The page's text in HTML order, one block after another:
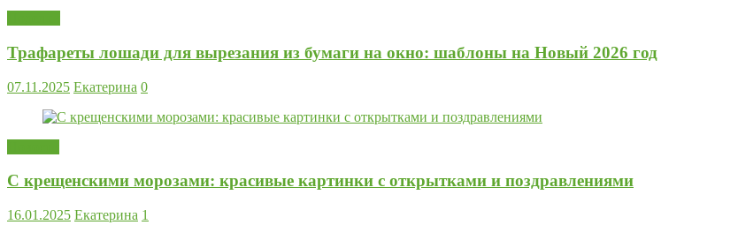
Трафареты лошади для вырезания из бумаги на окно: шаблоны на Новый 2026 год
07.11.2025 Екатерина 0
С крещенскими морозами: красивые картинки с открытками и поздравлениями
16.01.2025 Екатерина 1